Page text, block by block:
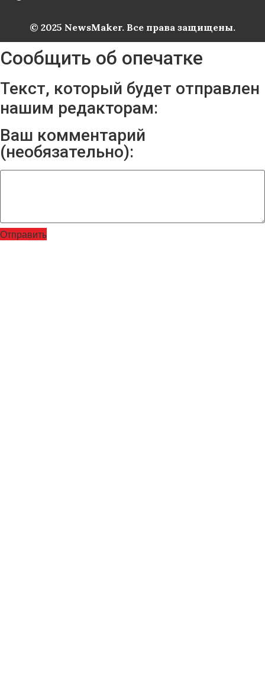
© 2025 NewsMaker. Все права защищены.
Сообщить об опечатке
Текст, который будет отправлен
нашим редакторам:
Ваш комментарий
(необязательно):
Отправить